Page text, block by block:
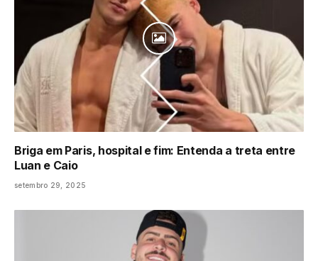
Briga em Paris, hospital e fim: Entenda a treta entre
Luan e Caio
setembro 29, 2025